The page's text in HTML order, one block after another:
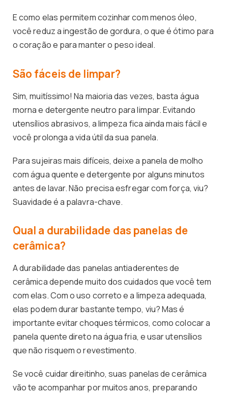
E como elas permitem cozinhar com menos óleo,
você reduz a ingestão de gordura, o que é ótimo para
o coração e para manter o peso ideal.
São fáceis de limpar?
Sim, muitíssimo! Na maioria das vezes, basta água
morna e detergente neutro para limpar. Evitando
utensílios abrasivos, a limpeza fica ainda mais fácil e
você prolonga a vida útil da sua panela.
Para sujeiras mais difíceis, deixe a panela de molho
com água quente e detergente por alguns minutos
antes de lavar. Não precisa esfregar com força, viu?
Suavidade é a palavra-chave.
Qual a durabilidade das panelas de
cerâmica?
A durabilidade das panelas antiaderentes de
cerâmica depende muito dos cuidados que você tem
com elas. Com o uso correto e a limpeza adequada,
elas podem durar bastante tempo, viu? Mas é
importante evitar choques térmicos, como colocar a
panela quente direto na água fria, e usar utensílios
que não risquem o revestimento.
Se você cuidar direitinho, suas panelas de cerâmica
vão te acompanhar por muitos anos, preparando